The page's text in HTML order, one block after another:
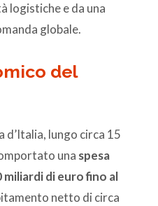
logistiche e da una
globale.
del
d’Italia, lungo circa 15
una spesa
miliardi di euro fino al
netto di circa